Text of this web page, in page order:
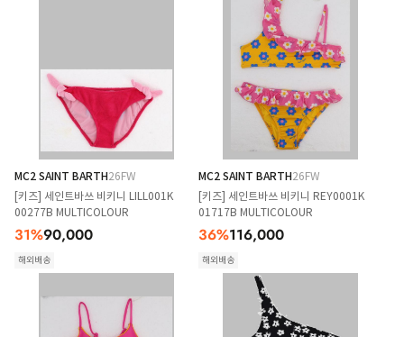
MC2 SAINT BARTH26FW
[키즈] 세인트바쓰 비키니 LILL001K
00277B MULTICOLOUR
31%90,000
해외배송
MC2 SAINT BARTH26FW
[키즈] 세인트바쓰 비키니 REY0001K
01717B MULTICOLOUR
36%116,000
해외배송